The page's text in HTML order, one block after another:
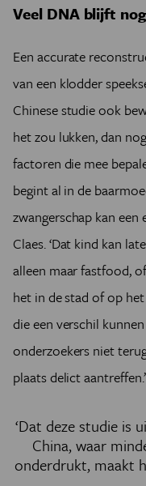
Veel DNA blijft
Een accurate
van een klodder
Chinese studie ook
het zou lukken, dan
factoren die mee
begint al in de
zwangerschap kan een
Claes. ‘Dat kind kan
alleen maar fastfood,
het in de stad of op
die een verschil
onderzoekers niet
plaats delict aantreffen.’
‘Dat deze studie is
China, waar
onderdrukt, maakt